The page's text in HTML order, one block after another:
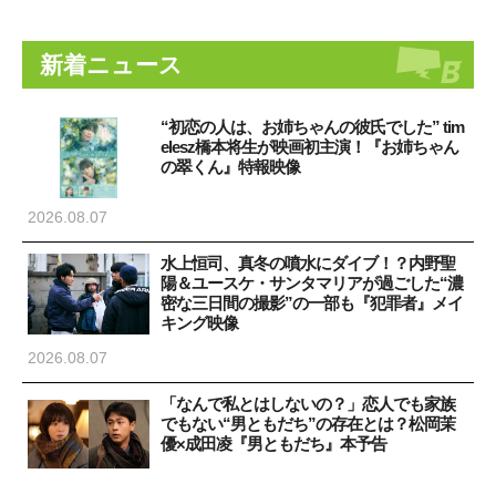
新着ニュース
“初恋の人は、お姉ちゃんの彼氏でした” tim
elesz橋本将生が映画初主演！『お姉ちゃん
の翠くん』特報映像
2026.08.07
水上恒司、真冬の噴水にダイブ！？内野聖
陽＆ユースケ・サンタマリアが過ごした“濃
密な三日間の撮影”の一部も『犯罪者』メイ
キング映像
2026.08.07
「なんで私とはしないの？」恋人でも家族
でもない“男ともだち”の存在とは？松岡茉
優×成田凌『男ともだち』本予告